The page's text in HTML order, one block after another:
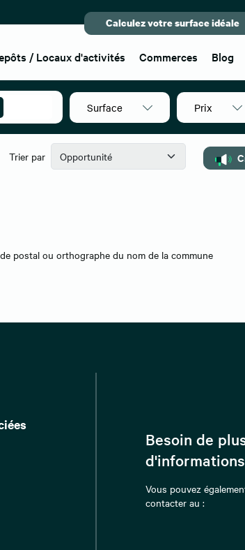
Calculez votre surface idéale
/ Locaux d'activités Commerces Blog
Surface Prix
Trier par
postal ou orthographe du nom de la commune
Besoin de
Vous pouvez
contacter au :